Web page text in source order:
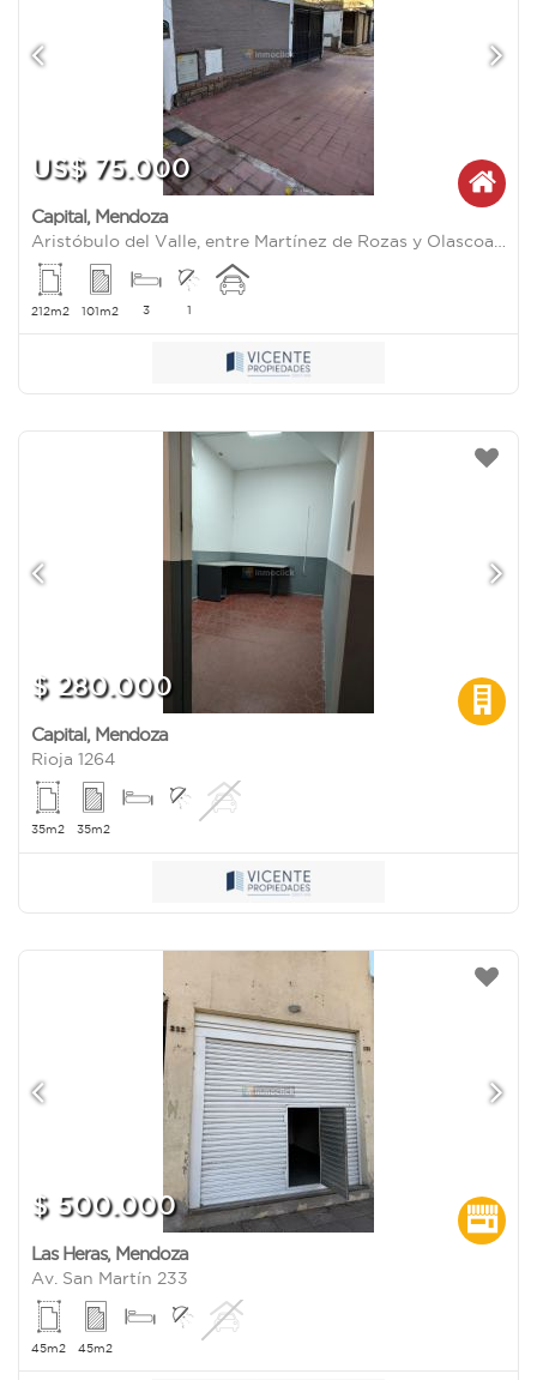
US$ 75.000
Capital, Mendoza
212m2 101m2 3 1
$ 280.000
Capital, Mendoza
Rioja 1264
35m2 35m2
$ 500.000
Las Heras, Mendoza
Av. San Martín 233
45m2 45m2